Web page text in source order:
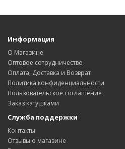
Информация
О Магазине
Оптовое сотрудничество
Оплата, Доставка и Возврат
Политика конфиденциальности
Пользовательское соглашение
Заказ катушками
Служба поддержки
Контакты
Отзывы о магазине